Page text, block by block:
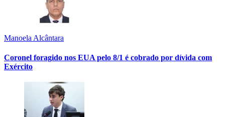
Manoela Alcântara
Coronel foragido nos EUA pelo 8/1 é cobrado por dívida com
Exército